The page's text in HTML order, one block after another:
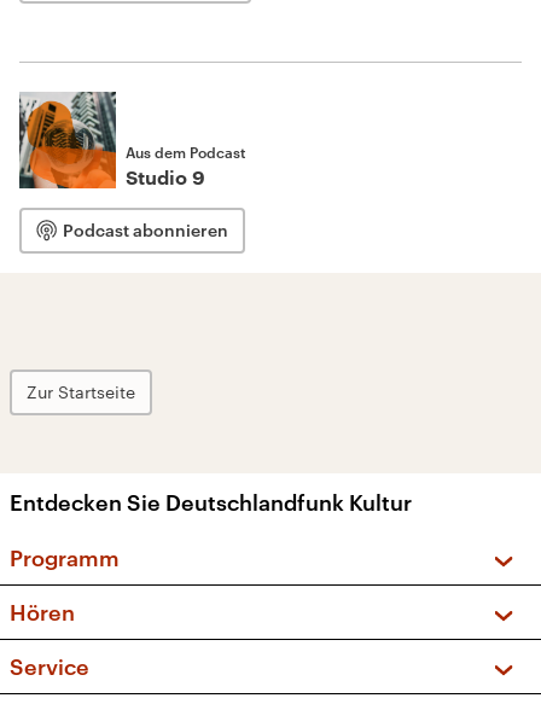
Aus dem Podcast
Studio 9
Podcast abonnieren
Zur Startseite
Entdecken Sie Deutschlandfunk Kultur
Programm
Sendungen und Podcasts
Musikliste
Hören
Frequenzen (UKW + DAB+)
Service